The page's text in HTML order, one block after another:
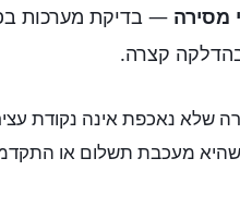
מסירה — בדיקת מערכות
קצרה.
שלא נאכפת אינה נקודת
מעכבת תשלום או